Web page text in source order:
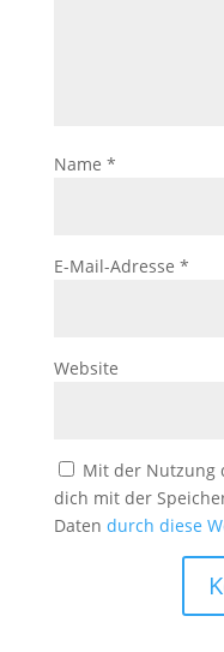
Name *
E-Mail-Adresse *
Website
Mit der Nutzung
dich mit der
Daten durch diese